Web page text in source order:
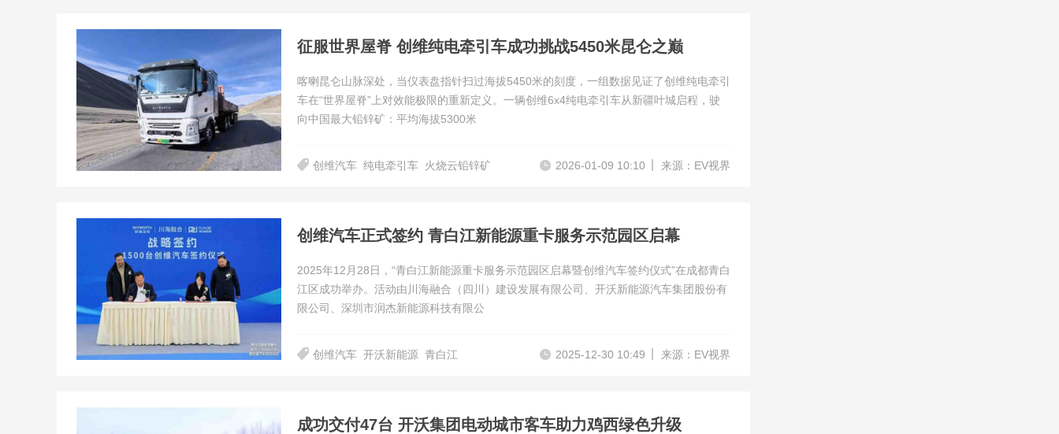
征服世界屋脊 创维纯电牵引车成功挑战5450米昆仑之巅
喀喇昆仑山脉深处，当仪表盘指针扫过海拔5450米的刻度，一组数据见证了创维纯电牵引
车在“世界屋脊”上对效能极限的重新定义。一辆创维6x4纯电牵引车从新疆叶城启程，驶
向中国最大铅锌矿：平均海拔5300米
创维汽车 纯电牵引车 火烧云铅锌矿 来源：EV视界
2026-01-09 10:10
创维汽车正式签约 青白江新能源重卡服务示范园区启幕
2025年12月28日，“青白江新能源重卡服务示范园区启幕暨创维汽车签约仪式”在成都青白
江区成功举办。活动由川海融合（四川）建设发展有限公司、开沃新能源汽车集团股份有
限公司、深圳市润杰新能源科技有限公
创维汽车 开沃新能源 青白江 来源：EV视界
2025-12-30 10:49
成功交付47台 开沃集团电动城市客车助力鸡西绿色升级